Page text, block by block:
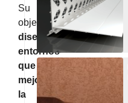
Su
objetivo:
diseñar
entornos
que
mejoren
la